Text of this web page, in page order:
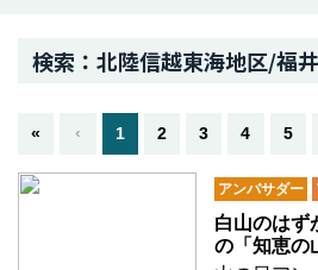
検索：北陸信越東海地区/福
« ‹ 1 2 3 4 5
アンバサダー
白山のはず
の「知恵の